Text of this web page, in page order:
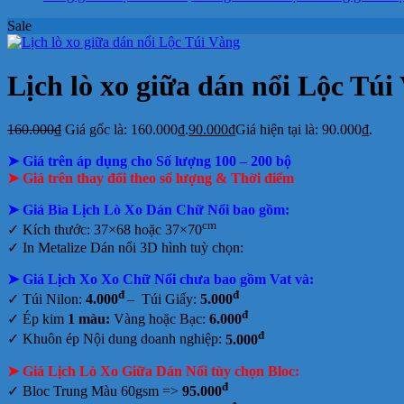
Sale
Lịch lò xo giữa dán nổi Lộc Túi
160.000₫ Giá gốc là: 160.000₫.90.000₫Giá hiện tại là: 90.000₫.
➤ Giá trên áp dụng cho Số lượng 100 – 200 bộ
➤ Giá trên thay đổi theo số lượng & Thời điểm
➤ Giá Bìa Lịch Lò Xo Dán Chữ Nổi bao gồm:
✓ Kích thước: 37×68 hoặc 37×70cm
✓ In Metalize Dán nổi 3D hình tuỳ chọn:
➤ Giá Lịch Xo Xo Chữ Nổi chưa bao gồm Vat và:
✓ Túi Nilon: 4.000đ – Túi Giấy: 5.000đ
✓ Ép kim 1 màu: Vàng hoặc Bạc: 6.000đ
✓ Khuôn ép Nội dung doanh nghiệp: 5.000đ
➤ Giá Lịch Lò Xo Giữa Dán Nổi tùy chọn Bloc:
✓ Bloc Trung Màu 60gsm => 95.000đ